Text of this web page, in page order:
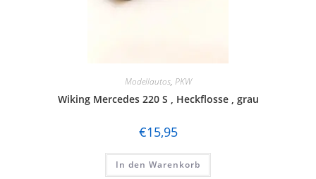
Modellautos, PKW
Wiking Mercedes 220 S , Heckflosse , grau
€15,95
In den Warenkorb